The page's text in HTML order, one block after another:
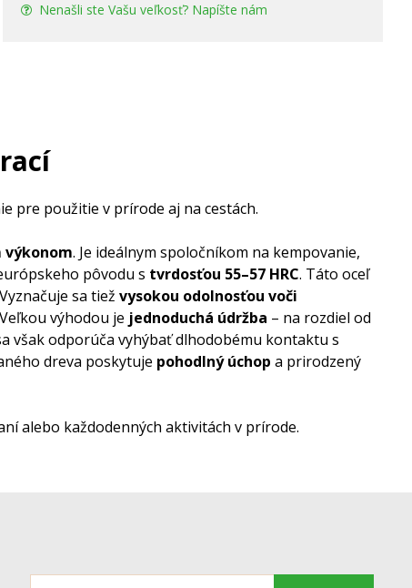
Nenašli ste Vašu veľkosť? Napíšte nám
pre použitie v prírode aj na cestách.
výkonom. Je ideálnym spoločníkom na kempovanie,
pôvodu s tvrdosťou 55–57 HRC. Táto oceľ
sa tiež vysokou odolnosťou voči
výhodou je jednoduchá údržba – na rozdiel od
však odporúča vyhýbať dlhodobému kontaktu s
dreva poskytuje pohodlný úchop a prirodzený
alebo každodenných aktivitách v prírode.